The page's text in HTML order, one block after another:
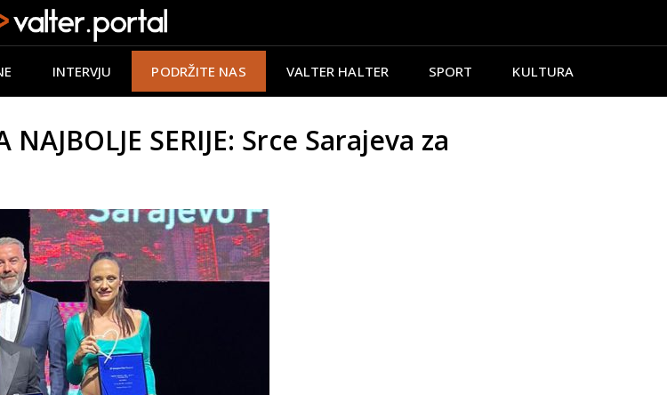
INTERVJU PODRŽITE NAS VALTER HALTER SPORT KULTURA
NAJBOLJE SERIJE: Srce Sarajeva za